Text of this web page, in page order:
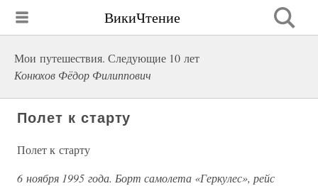
ВикиЧтение
Мои путешествия. Следующие 10 лет
Конюхов Фёдор Филиппович
Полет к старту
Полет к старту
6 ноября 1995 года. Борт самолета «Геркулес», рейс